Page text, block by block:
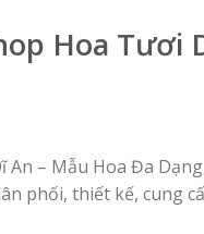
Hoa Tươi
An – Mẫu Hoa Đa
phối, thiết kế, cung